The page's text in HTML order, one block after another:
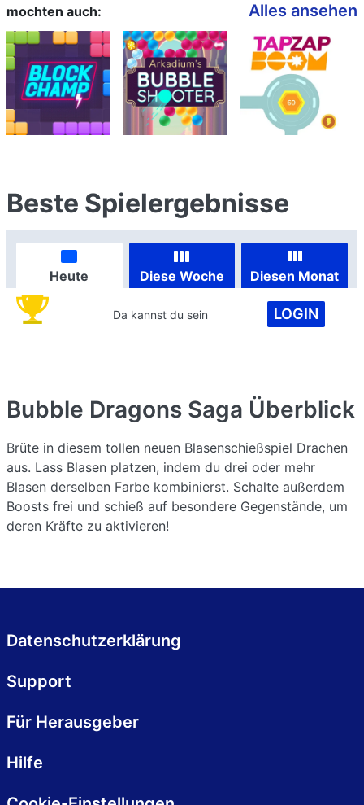
mochten auch:
Alles ansehen
Beste Spielergebnisse
Heute Diese Woche Diesen Monat
Da kannst du sein LOGIN
Bubble Dragons Saga Überblick
Brüte in diesem tollen neuen Blasenschießspiel Drachen
aus. Lass Blasen platzen, indem du drei oder mehr
Blasen derselben Farbe kombinierst. Schalte außerdem
Boosts frei und schieß auf besondere Gegenstände, um
deren Kräfte zu aktivieren!
Datenschutzerklärung
Support
Für Herausgeber
Hilfe